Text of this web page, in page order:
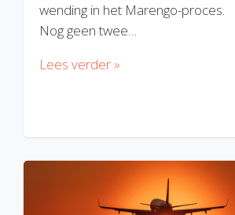
wending in het Marengo-proces.
Nog geen twee…
Lees verder »